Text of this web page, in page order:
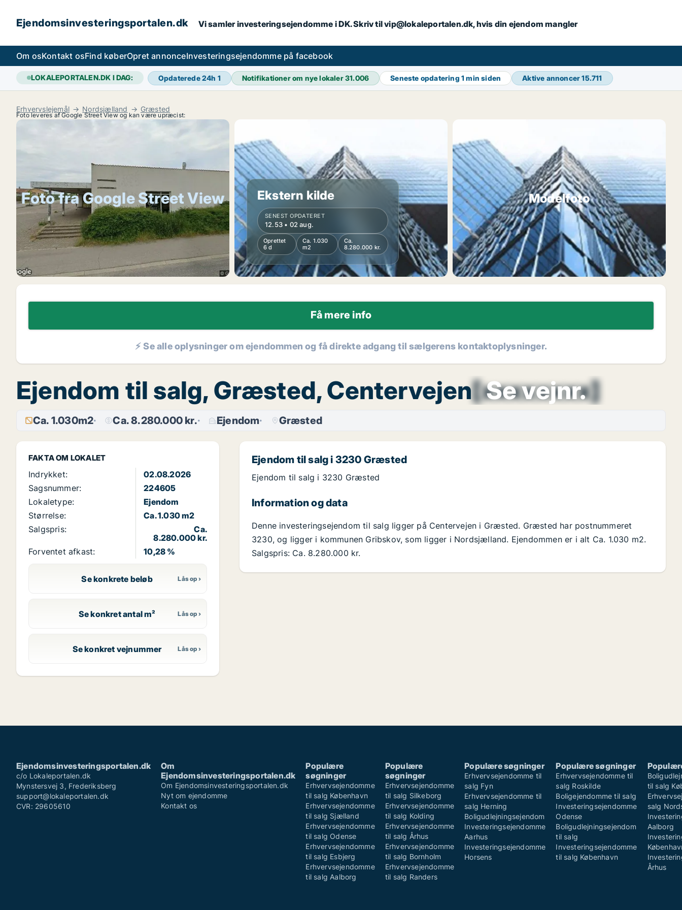
Ejendomsinvesteringsportalen.dk Vi samler investeringsejendomme i DK. Skriv til vip@lokaleportalen.dk, hvis din ejendom mangler
Om osKontakt osFind køberOpret annonceInvesteringsejendomme på facebook
LOKALEPORTALEN.DK I DAG: Opdaterede 24h 1 Notifikationer om nye lokaler31.006 Seneste opdatering1 min siden Aktive annoncer15.711
Erhvervslejemål Nordsjælland Græsted
Foto leveres af Google Street View og kan være upræcist:
Foto fra Google Street View Ekstern kilde
SENEST OPDATERET
12.53 • 02 aug.
Oprettet
6 d
Ca. 1.030
m2
Ca.
8.280.000 kr.
Modelfoto
Få mere info
⚡ Se alle oplysninger om ejendommen og få direkte adgang til sælgerens kontaktoplysninger.
Ejendom til salg, Græsted, Centervejen Se vejnr.
[xxxxxxxx]
Ca. 1.030m2 Ca. 8.280.000 kr. Ejendom Græsted
FAKTA OM LOKALET
Indrykket:
02.08.2026
Sagsnummer:
224605
Lokaletype:
Ejendom
Størrelse:
Ca. 1.030 m2
Salgspris:
Ca.
8.280.000 kr.
Forventet afkast:
10,28 %
Se konkrete beløb
Se konkret antal m²
Se konkret vejnummer
Ejendom til salg i 3230 Græsted
Ejendom til salg i 3230 Græsted
Information og data
Denne investeringsejendom til salg ligger på Centervejen i Græsted. Græsted har postnummeret
3230, og ligger i kommunen Gribskov, som ligger i Nordsjælland. Ejendommen er i alt Ca. 1.030 m2.
Salgspris: Ca. 8.280.000 kr.
Ejendomsinvesteringsportalen.dk
c/o Lokaleportalen.dk
Mynstersvej 3, Frederiksberg
support@lokaleportalen.dk
CVR: 29605610
Om
Ejendomsinvesteringsportalen.dk
Om Ejendomsinvesteringsportalen.dk
Nyt om ejendomme
Kontakt os
Populære
søgninger
Erhvervsejendomme
til salg København
Erhvervsejendomme
til salg Sjælland
Erhvervsejendomme
til salg Odense
Erhvervsejendomme
til salg Esbjerg
Erhvervsejendomme
til salg Aalborg
Populære
søgninger
Erhvervsejendomme
til salg Silkeborg
Erhvervsejendomme
til salg Kolding
Erhvervsejendomme
til salg Århus
Erhvervsejendomme
til salg Bornholm
Erhvervsejendomme
til salg Randers
Populære søgninger
Erhvervsejendomme til
salg Fyn
Erhvervsejendomme til
salg Herning
Boligudlejningsejendom
Investeringsejendomme
Aarhus
Investeringsejendomme
Horsens
Populære søgninger
Erhvervsejendomme til
salg Roskilde
Boligejendomme til salg
Investeringsejendomme
Odense
Boligudlejningsejendom
til salg
Investeringsejendomme
til salg København
til salg
salg
Aalborg
Århus